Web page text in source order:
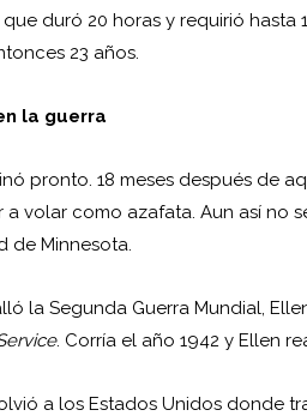
duró 20 horas y requirió hasta
23 años.
la guerra
pronto. 18 meses después de
volar como azafata. Aun así no
de Minnesota.
la Segunda Guerra Mundial,
. Corría el año 1942 y Ellen
a los Estados Unidos donde